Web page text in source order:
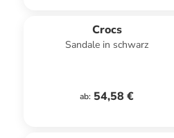
Crocs
Sandale in schwarz
ab: 54,58 €